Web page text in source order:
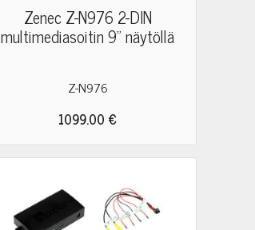
Zenec Z-N976 2-DIN
multimediasoitin 9" näytöllä
Z-N976
1099.00 €